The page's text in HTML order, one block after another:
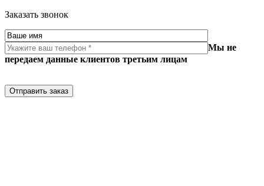
Заказать звонок
Мы не
передаем данные клиентов третьим лицам
Отправить заказ